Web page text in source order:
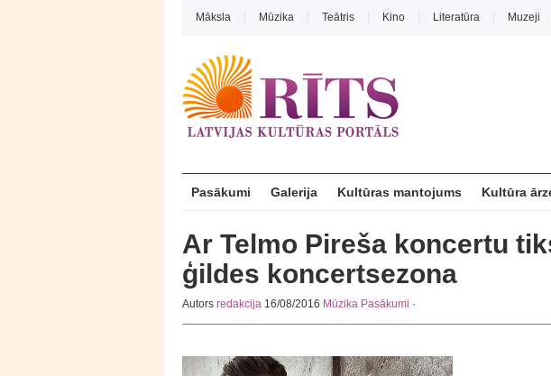
Māksla Mūzika Teātris Kino Literatūra Muzeji
Pasākumi Galerija Kultūras mantojums Kultūra
Ar Telmo Pireša koncertu
ģildes koncertsezona
Autors redakcija 16/08/2016 Mūzika Pasākumi ·